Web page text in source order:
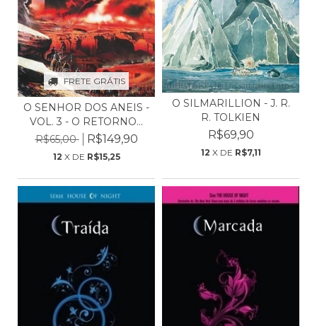
FRETE GRÁTIS
O SENHOR DOS ANEIS -
VOL. 3 - O RETORNO...
R$65,00
R$149,90
12 X DE R$15,25
O SILMARILLION - J. R.
R. TOLKIEN
R$69,90
12 X DE R$7,11